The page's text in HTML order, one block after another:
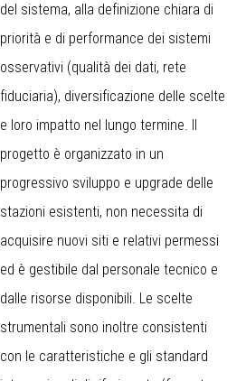
del sistema, alla definizione chiara di
priorità e di performance dei sistemi
osservativi (qualità dei dati, rete
fiduciaria), diversificazione delle scelte
e loro impatto nel lungo termine. Il
progetto è organizzato in un
progressivo sviluppo e upgrade delle
stazioni esistenti, non necessita di
acquisire nuovi siti e relativi permessi
ed è gestibile dal personale tecnico e
dalle risorse disponibili. Le scelte
strumentali sono inoltre consistenti
con le caratteristiche e gli standard